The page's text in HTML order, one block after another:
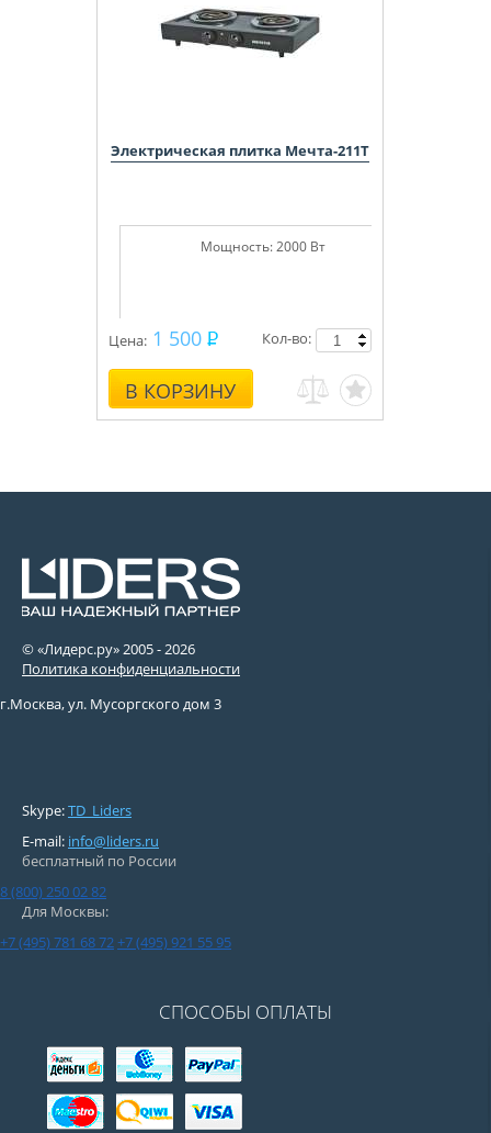
Электрическая плитка Мечта-211Т
Мощность:2000 Вт
Цена: 1 500
В КОРЗИНУ
Кол-во:
© «Лидерс.ру» 2005 -2026
Политика конфиденциальности
г.Москва, ул. Мусоргского дом 3
Skype:TD_Liders
E-mail: info@liders.ru
бесплатный по России
8 (800) 250 02 82
Для Москвы:
+7 (495) 781 68 72+7 (495) 921 55 95
СПОСОБЫ ОПЛАТЫ